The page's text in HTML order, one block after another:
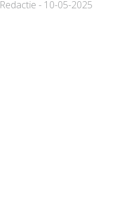
Redactie - 10-05-2025